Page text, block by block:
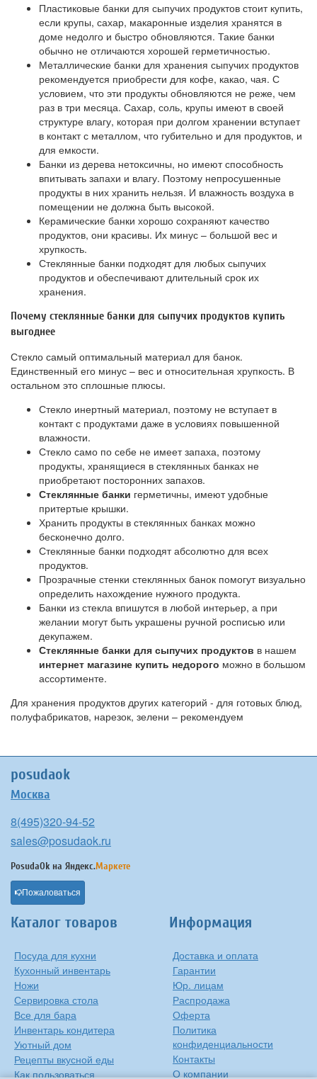
Пластиковые банки для сыпучих продуктов стоит купить,
если крупы, сахар, макаронные изделия хранятся в
доме недолго и быстро обновляются. Такие банки
обычно не отличаются хорошей герметичностью.
Металлические банки для хранения сыпучих продуктов
рекомендуется приобрести для кофе, какао, чая. С
условием, что эти продукты обновляются не реже, чем
раз в три месяца. Сахар, соль, крупы имеют в своей
структуре влагу, которая при долгом хранении вступает
в контакт с металлом, что губительно и для продуктов, и
для емкости.
Банки из дерева нетоксичны, но имеют способность
впитывать запахи и влагу. Поэтому непросушенные
продукты в них хранить нельзя. И влажность воздуха в
помещении не должна быть высокой.
Керамические банки хорошо сохраняют качество
продуктов, они красивы. Их минус – большой вес и
хрупкость.
Стеклянные банки подходят для любых сыпучих
продуктов и обеспечивают длительный срок их
хранения.
Почему стеклянные банки для сыпучих продуктов купить
выгоднее
Стекло самый оптимальный материал для банок.
Единственный его минус – вес и относительная хрупкость. В
остальном это сплошные плюсы.
Стекло инертный материал, поэтому не вступает в
контакт с продуктами даже в условиях повышенной
влажности.
Стекло само по себе не имеет запаха, поэтому
продукты, хранящиеся в стеклянных банках не
приобретают посторонних запахов.
Стеклянные банки герметичны, имеют удобные
притертые крышки.
Хранить продукты в стеклянных банках можно
бесконечно долго.
Стеклянные банки подходят абсолютно для всех
продуктов.
Прозрачные стенки стеклянных банок помогут визуально
определить нахождение нужного продукта.
Банки из стекла впишутся в любой интерьер, а при
желании могут быть украшены ручной росписью или
декупажем.
Стеклянные банки для сыпучих продуктов в нашем
интернет магазине купить недорого можно в большом
ассортименте.
Для хранения продуктов других категорий - для готовых блюд,
полуфабрикатов, нарезок, зелени – рекомендуем
posudaok
Москва
8(495)320-94-52
sales@posudaok.ru
PosudaOk на Яндекс.Маркете
Пожаловаться
Каталог товаров
Посуда для кухни
Кухонный инвентарь
Ножи
Сервировка стола
Все для бара
Инвентарь кондитера
Уютный дом
Рецепты вкусной еды
Как пользоваться
Информация
Доставка и оплата
Гарантии
Юр. лицам
Распродажа
Оферта
Политика
конфиденциальности
Контакты
О компании